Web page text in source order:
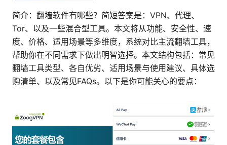
简介：翻墙软件有哪些？简短答案是：VPN、代理、
Tor、以及一些混合型工具。本文将从功能、安全性、速
度、价格、适用场景等多维度，系统对比主流翻墙工具，
帮助你在不同需求下做出明智选择。本文结构包括：常见
翻墙工具类型、各自优劣、适用场景与使用建议、具体选
购清单、以及常见FAQs。以下是你可能关心的要点：